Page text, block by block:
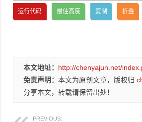
本文地址： http://chenyajun.net/
免责声明： 本文为原创文章，版权归
分享本文，转载请保留出处！
PREVIOUS: